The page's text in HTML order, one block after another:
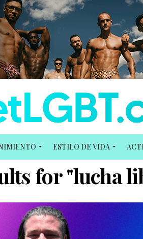
ESTILO DE VIDA
for "lucha